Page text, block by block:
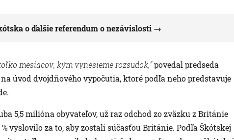
o ďalšie referendum o nezávislosti
mesiacov, kým vynesieme rozsudok,“povedal predseda
úvod dvojdňového vypočutia, ktoré podľa neho predstavuje
5,5 milióna obyvateľov, už raz odchod zo zväzku z Británie
vyslovilo za to, aby zostali súčasťou Británie. Podľa Škótskej